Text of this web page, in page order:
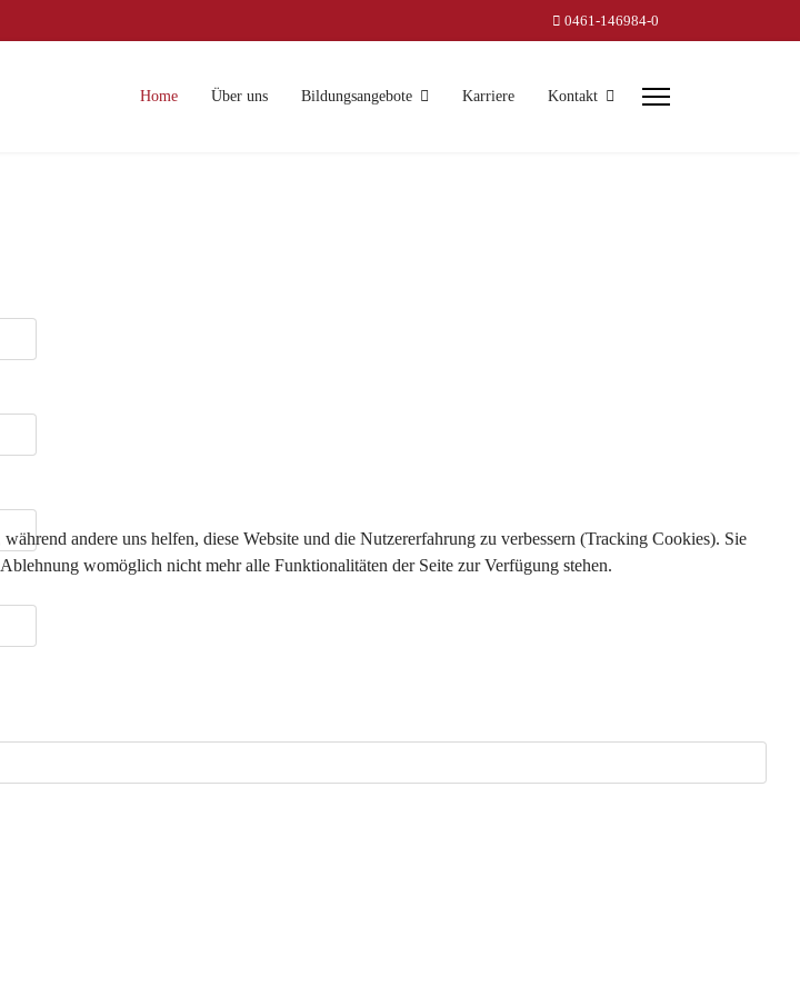
0461-146984-0
Home Über uns Bildungsangebote Karriere Kontakt
andere uns helfen, diese Website und die Nutzererfahrung zu verbessern (Tracking Cookies). Sie
womöglich nicht mehr alle Funktionalitäten der Seite zur Verfügung stehen.